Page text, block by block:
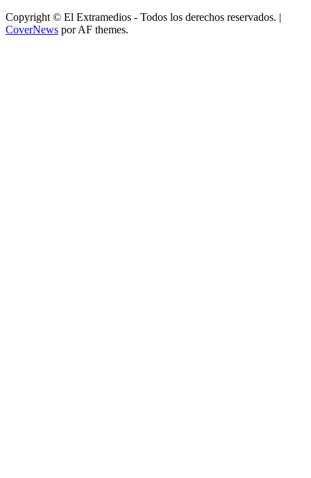
Copyright © El Extramedios - Todos los derechos reservados. |
CoverNews por AF themes.